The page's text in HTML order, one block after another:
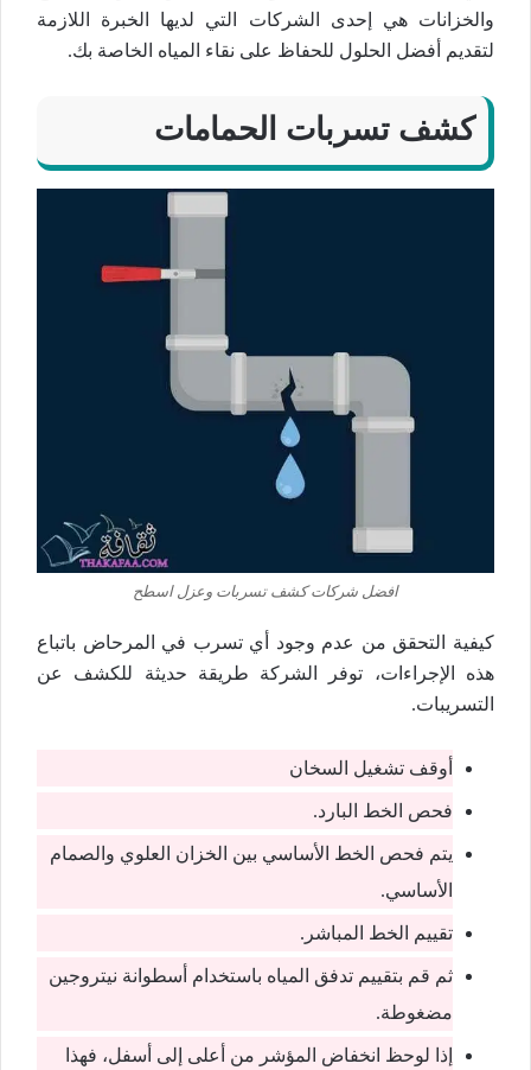
والخزانات هي إحدى الشركات التي لديها الخبرة اللازمة
لتقديم أفضل الحلول للحفاظ على نقاء المياه الخاصة بك.
كشف تسربات الحمامات
افضل شركات كشف تسربات وعزل اسطح
كيفية التحقق من عدم وجود أي تسرب في المرحاض باتباع
هذه الإجراءات، توفر الشركة طريقة حديثة للكشف عن
التسريبات.
أوقف تشغيل السخان
فحص الخط البارد.
يتم فحص الخط الأساسي بين الخزان العلوي والصمام
الأساسي.
تقييم الخط المباشر.
ثم قم بتقييم تدفق المياه باستخدام أسطوانة نيتروجين
مضغوطة.
إذا لوحظ انخفاض المؤشر من أعلى إلى أسفل، فهذا